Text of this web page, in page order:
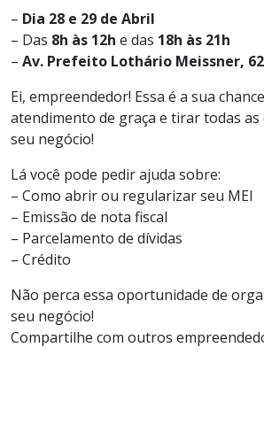
– Dia 28 e 29 de Abril
– Das 8h às 12h e das 18h às 21h
– Av. Prefeito Lothário Meissner,
Ei, empreendedor! Essa é a sua
atendimento de graça e tirar todas as
seu negócio!
Lá você pode pedir ajuda sobre:
– Como abrir ou regularizar seu MEI
– Emissão de nota fiscal
– Parcelamento de dívidas
– Crédito
Não perca essa oportunidade de
seu negócio!
Compartilhe com outros